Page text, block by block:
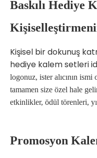
Baskılı Hediye
Kişisel bir dokunuş
hediye kalem setleri
logonuz, ister alıcının
tamamen size özel hale
etkinlikler, ödül törenleri,
Promosyon